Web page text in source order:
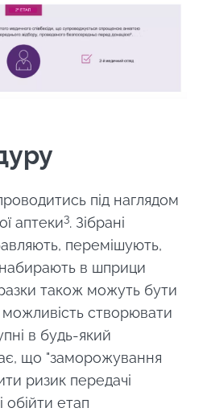
під наглядом
аптеки3. Зібрані
перемішують,
в шприци
також можуть бути
створювати
в будь-який
що "заморожування
ризик передачі
обійти етап